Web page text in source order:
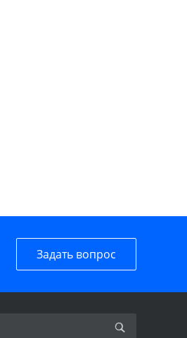
Задать вопрос